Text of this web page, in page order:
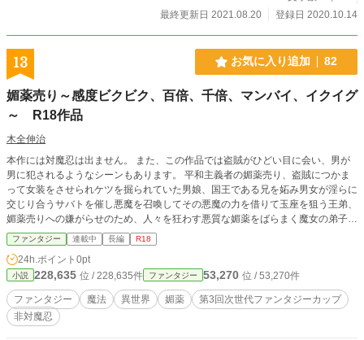
最終更新日 2021.08.20
登録日 2020.10.14
13 お気に入り追加 82
媚薬売り～感度ビクビク、百倍、千倍、マンバイ、イクイグ
～ R18作品
木全伸治
本作には対魔忍は出ません。 また、この作品では盗賊がひどい目に会い、男が
男に犯されるようなシーンもあります。 平和主義者の媚薬売り、盗賊につかま
って女装をさせられケツを掘られていた男娘、国王である兄を妬み男女が淫らに
交じり合うサバトを催し悪魔を召喚してその悪魔の力を借りて玉座を狙う王弟、
媚薬売りへの嫌がらせのため、人々を狂わす悪質な媚薬をばらまく魔女の弟子。
注：脳卒中で倒れる前に対魔忍のシナリオに少しだけ関わらせてもらっています
が、本作は対魔忍とは無関係です。ご了承ください。 最初は、媚薬を専門に売
っているわけではなかった。 だが、媚薬を望む客が多く、不妊に悩む王妃など
王家にまで，その名が轟く頃には、普通の薬師と訂正するのが面倒くさくなり、
王国一の媚薬売りと呼ばれるのにもなれてしまっていた。 そして、その媚薬を
使ってよろず厄介ごとを引き受けるようになった。
ファンタジー 連載中 長編 R18
24h.ポイント 0pt
小説 228,635 位 / 228,635件 ファンタジー 53,270 位 / 53,270件
ファンタジー 魔法 異世界 媚薬
第3回次世代ファンタジーカップ
非対魔忍